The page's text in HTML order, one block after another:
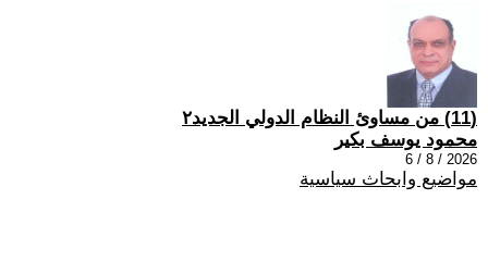
(11) من مساوئ النظام الدولي الجديد٢
محمود يوسف بكير
2026 / 8 / 6
مواضيع وابحاث سياسية